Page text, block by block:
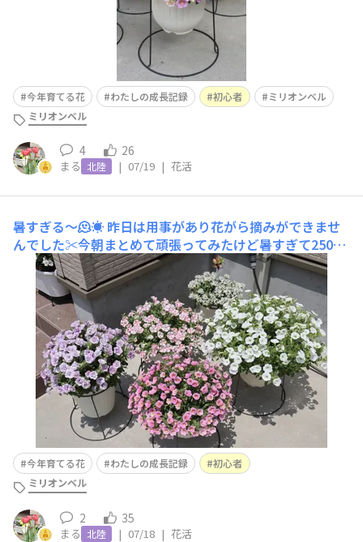
今年育てる花 わたしの成長記録 初心者
ミリオンベル
ミリオンベル
4 26
まる 北陸 | 07/19 | 花活
暑すぎる〜🫠☀️ 昨日は用事があり花がら摘みができませ
んでした✂️今朝まとめて頑張ってみたけど暑すぎて250個
でギブアップ笑20時現在、外はまだ32度です🫠真夏の園
芸つらすぎる😱💔
今年育てる花 わたしの成長記録
初心者
ミリオンベル
2 35
まる 北陸 | 07/18 | 花活